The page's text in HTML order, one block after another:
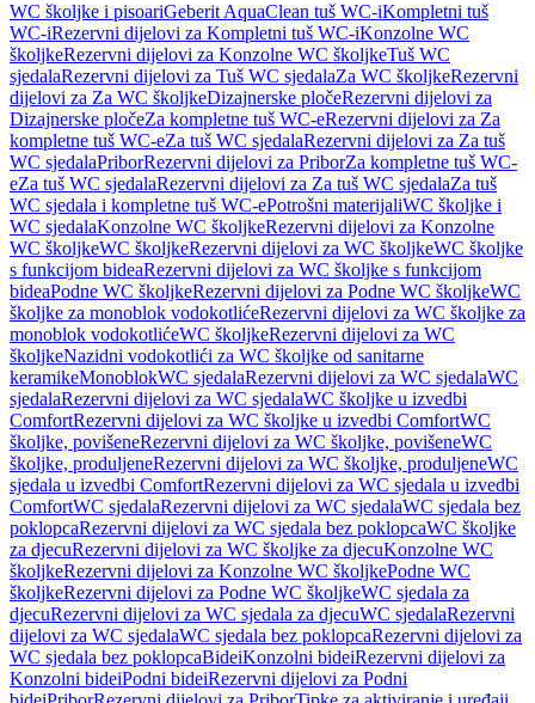
WC školjke i pisoariGeberit AquaClean tuš WC-iKompletni tuš
WC-iRezervni dijelovi za Kompletni tuš WC-iKonzolne WC
školjkeRezervni dijelovi za Konzolne WC školjkeTuš WC
sjedalaRezervni dijelovi za Tuš WC sjedalaZa WC školjkeRezervni
dijelovi za Za WC školjkeDizajnerske pločeRezervni dijelovi za
Dizajnerske pločeZa kompletne tuš WC-eRezervni dijelovi za Za
kompletne tuš WC-eZa tuš WC sjedalaRezervni dijelovi za Za tuš
WC sjedalaPriborRezervni dijelovi za PriborZa kompletne tuš WC-
eZa tuš WC sjedalaRezervni dijelovi za Za tuš WC sjedalaZa tuš
WC sjedala i kompletne tuš WC-ePotrošni materijaliWC školjke i
WC sjedalaKonzolne WC školjkeRezervni dijelovi za Konzolne
WC školjkeWC školjkeRezervni dijelovi za WC školjkeWC školjke
s funkcijom bideaRezervni dijelovi za WC školjke s funkcijom
bideaPodne WC školjkeRezervni dijelovi za Podne WC školjkeWC
školjke za monoblok vodokotlićeRezervni dijelovi za WC školjke za
monoblok vodokotlićeWC školjkeRezervni dijelovi za WC
školjkeNazidni vodokotlići za WC školjke od sanitarne
keramikeMonoblokWC sjedalaRezervni dijelovi za WC sjedalaWC
sjedalaRezervni dijelovi za WC sjedalaWC školjke u izvedbi
ComfortRezervni dijelovi za WC školjke u izvedbi ComfortWC
školjke, povišeneRezervni dijelovi za WC školjke, povišeneWC
školjke, produljeneRezervni dijelovi za WC školjke, produljeneWC
sjedala u izvedbi ComfortRezervni dijelovi za WC sjedala u izvedbi
ComfortWC sjedalaRezervni dijelovi za WC sjedalaWC sjedala bez
poklopcaRezervni dijelovi za WC sjedala bez poklopcaWC školjke
za djecuRezervni dijelovi za WC školjke za djecuKonzolne WC
školjkeRezervni dijelovi za Konzolne WC školjkePodne WC
školjkeRezervni dijelovi za Podne WC školjkeWC sjedala za
djecuRezervni dijelovi za WC sjedala za djecuWC sjedalaRezervni
dijelovi za WC sjedalaWC sjedala bez poklopcaRezervni dijelovi za
WC sjedala bez poklopcaBideiKonzolni bideiRezervni dijelovi za
Konzolni bideiPodni bideiRezervni dijelovi za Podni